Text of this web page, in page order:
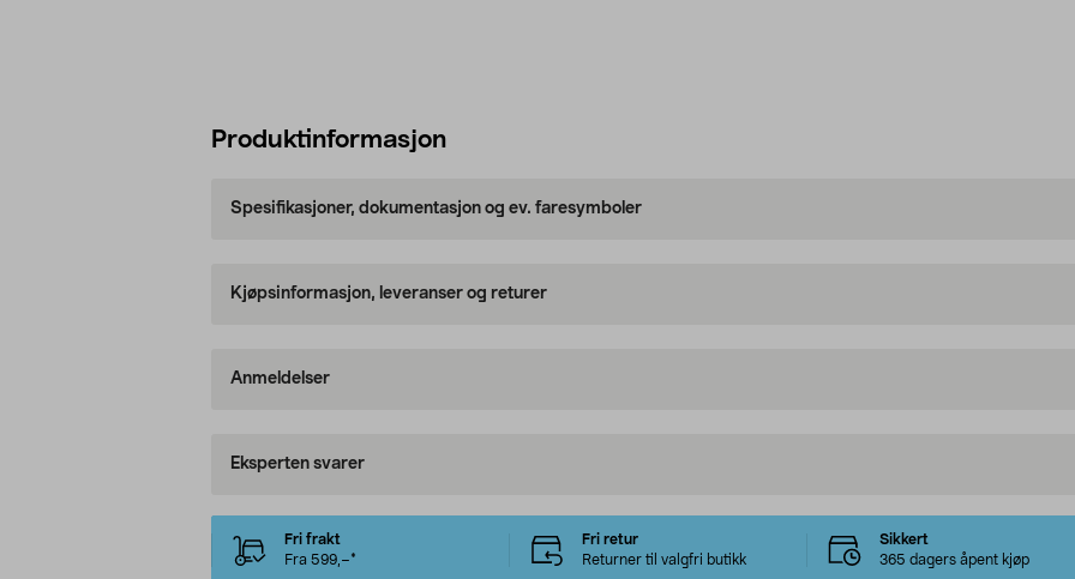
Produktinformasjon
Spesifikasjoner, dokumentasjon og ev. faresymboler
Kjøpsinformasjon, leveranser og returer
Anmeldelser
Eksperten svarer
Fri frakt
Fra 599,–*
Fri retur
Returner til valgfri butikk
Sikkert
365 dagers åpent kjøp